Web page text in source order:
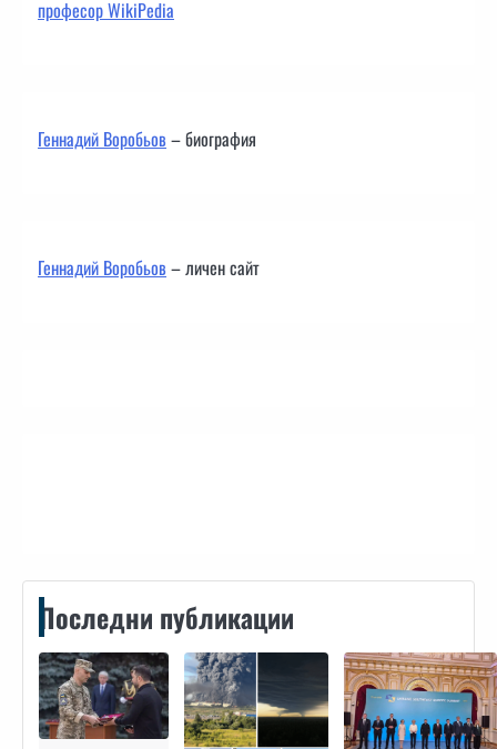
професор WikiPedia
Геннадий Воробьов– биография
Геннадий Воробьов– личен сайт
Последни публикации